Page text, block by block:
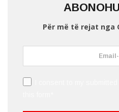
Për më të rejat nga